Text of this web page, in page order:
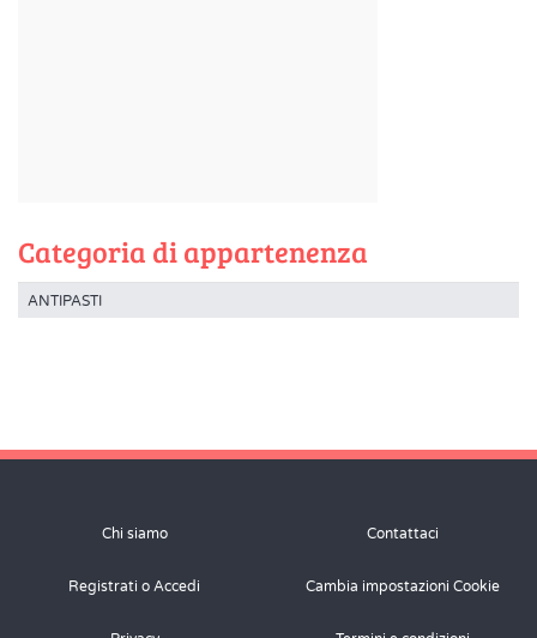
Categoria di appartenenza
ANTIPASTI
Chi siamo Contattaci
Registrati o Accedi Cambia impostazioni Cookie